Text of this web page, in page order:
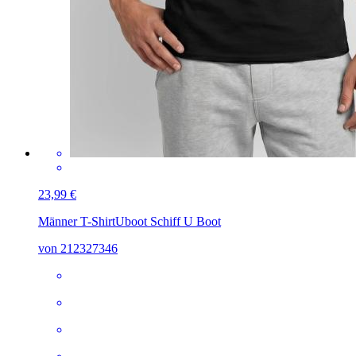
23,99 €
Männer T-ShirtUboot Schiff U Boot
von 212327346